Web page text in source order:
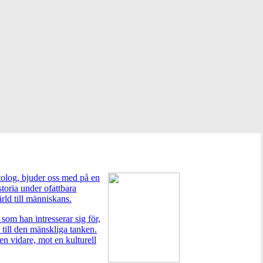
bjuder oss med på en
under ofattbara
till människans.
han intresserar sig för,
den mänskliga tanken.
vidare, mot en kulturell